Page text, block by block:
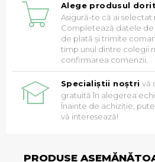
Alege produsul
Asigură-te că ai
Completează datele
de plată și trimite
timp unul dintre colegii
confirmarea comenzii.
Specialiștii noștri vă
gratuită în alegerea
Înainte de achiziție,
vă interesează!
PRODUSE